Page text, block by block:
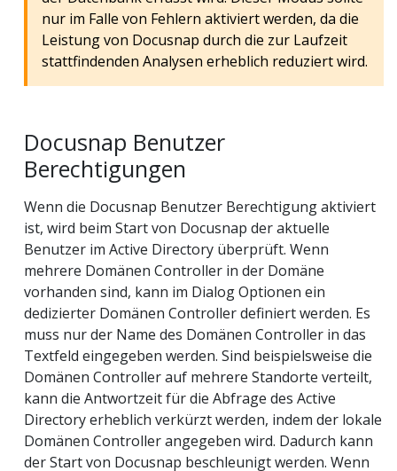
nur im Falle von Fehlern aktiviert werden, da die
Leistung von Docusnap durch die zur Laufzeit
stattfindenden Analysen erheblich reduziert wird.
Docusnap Benutzer
Berechtigungen
Wenn die Docusnap Benutzer Berechtigung aktiviert
ist, wird beim Start von Docusnap der aktuelle
Benutzer im Active Directory überprüft. Wenn
mehrere Domänen Controller in der Domäne
vorhanden sind, kann im Dialog Optionen ein
dedizierter Domänen Controller definiert werden. Es
muss nur der Name des Domänen Controller in das
Textfeld eingegeben werden. Sind beispielsweise die
Domänen Controller auf mehrere Standorte verteilt,
kann die Antwortzeit für die Abfrage des Active
Directory erheblich verkürzt werden, indem der lokale
Domänen Controller angegeben wird. Dadurch kann
der Start von Docusnap beschleunigt werden. Wenn